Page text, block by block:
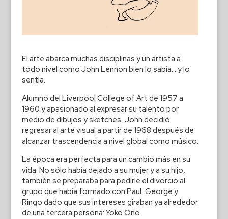
El arte abarca muchas disciplinas y un artista a
todo nivel como John Lennon bien lo sabía… y lo
sentía.
Alumno del Liverpool College of Art de 1957 a
1960 y apasionado al expresar su talento por
medio de dibujos y sketches, John decidió
regresar al arte visual a partir de 1968 después de
alcanzar trascendencia a nivel global como músico.
La época era perfecta para un cambio más en su
vida. No sólo había dejado a su mujer y a su hijo,
también se preparaba para pedirle el divorcio al
grupo que había formado con Paul, George y
Ringo dado que sus intereses giraban ya alrededor
de una tercera persona: Yoko Ono.